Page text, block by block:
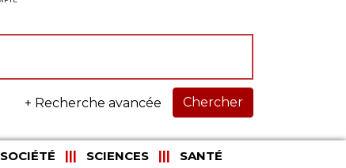
Chercher
+ Recherche avancée
SOCIÉTÉ SCIENCES SANTÉ